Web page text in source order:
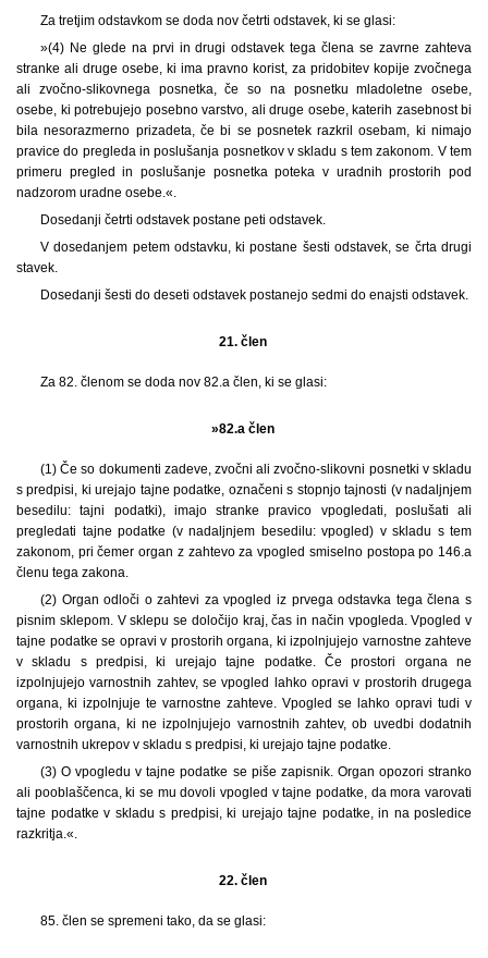
Za tretjim odstavkom se doda nov četrti odstavek, ki se glasi:
»(4) Ne glede na prvi in drugi odstavek tega člena se zavrne zahteva
stranke ali druge osebe, ki ima pravno korist, za pridobitev kopije zvočnega
ali zvočno-slikovnega posnetka, če so na posnetku mladoletne osebe,
osebe, ki potrebujejo posebno varstvo, ali druge osebe, katerih zasebnost bi
bila nesorazmerno prizadeta, če bi se posnetek razkril osebam, ki nimajo
pravice do pregleda in poslušanja posnetkov v skladu s tem zakonom. V tem
primeru pregled in poslušanje posnetka poteka v uradnih prostorih pod
nadzorom uradne osebe.«.
Dosedanji četrti odstavek postane peti odstavek.
V dosedanjem petem odstavku, ki postane šesti odstavek, se črta drugi
stavek.
Dosedanji šesti do deseti odstavek postanejo sedmi do enajsti odstavek.
21. člen
Za 82. členom se doda nov 82.a člen, ki se glasi:
»82.a člen
(1) Če so dokumenti zadeve, zvočni ali zvočno-slikovni posnetki v skladu
s predpisi, ki urejajo tajne podatke, označeni s stopnjo tajnosti (v nadaljnjem
besedilu: tajni podatki), imajo stranke pravico vpogledati, poslušati ali
pregledati tajne podatke (v nadaljnjem besedilu: vpogled) v skladu s tem
zakonom, pri čemer organ z zahtevo za vpogled smiselno postopa po 146.a
členu tega zakona.
(2) Organ odloči o zahtevi za vpogled iz prvega odstavka tega člena s
pisnim sklepom. V sklepu se določijo kraj, čas in način vpogleda. Vpogled v
tajne podatke se opravi v prostorih organa, ki izpolnjujejo varnostne zahteve
v skladu s predpisi, ki urejajo tajne podatke. Če prostori organa ne
izpolnjujejo varnostnih zahtev, se vpogled lahko opravi v prostorih drugega
organa, ki izpolnjuje te varnostne zahteve. Vpogled se lahko opravi tudi v
prostorih organa, ki ne izpolnjujejo varnostnih zahtev, ob uvedbi dodatnih
varnostnih ukrepov v skladu s predpisi, ki urejajo tajne podatke.
(3) O vpogledu v tajne podatke se piše zapisnik. Organ opozori stranko
ali pooblaščenca, ki se mu dovoli vpogled v tajne podatke, da mora varovati
tajne podatke v skladu s predpisi, ki urejajo tajne podatke, in na posledice
razkritja.«.
22. člen
85. člen se spremeni tako, da se glasi: